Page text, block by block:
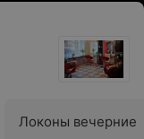
Локоны вечерние